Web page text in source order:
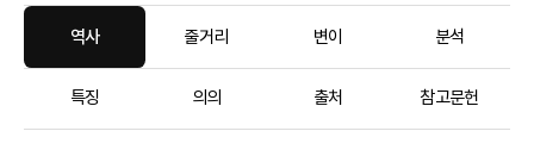
역사 줄거리 변이 분석
특징 의의 출처 참고문헌